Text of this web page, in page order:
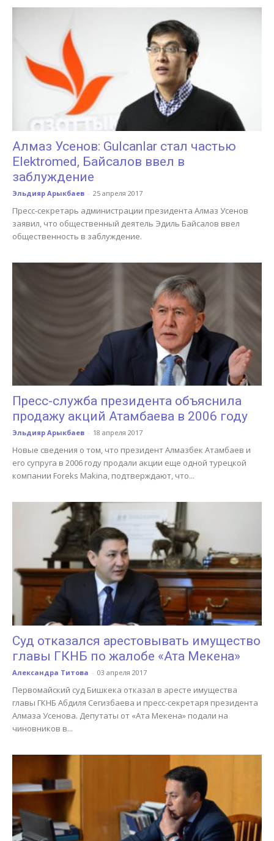
Алмаз Усенов: Gulcanlar стал частью
Elektromed, Байсалов ввел в
заблуждение
Эльдияр Арыкбаев - 25 апреля 2017
Пресс-секретарь администрации президента Алмаз Усенов
заявил, что общественный деятель Эдиль Байсалов ввел
общественность в заблуждение.
Пресс-служба президента объяснила
продажу акций Атамбаева в 2006 году
Эльдияр Арыкбаев - 18 апреля 2017
Новые сведения о том, что президент Алмазбек Атамбаев и
его супруга в 2006 году продали акции еще одной турецкой
компании Foreks Makina, подтверждают, что...
Суд отказался арестовывать имущество
главы ГКНБ по жалобе «Ата Мекена»
Александра Титова - 03 апреля 2017
Первомайский суд Бишкека отказал в аресте имущества
главы ГКНБ Абдиля Сегизбаева и пресс-секретаря президента
Алмаза Усенова. Депутаты от «Ата Мекена» подали на
чиновников в...